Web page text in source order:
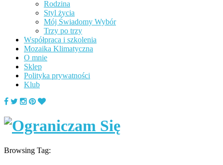
Rodzina
Styl życia
Mój Świadomy Wybór
Trzy po trzy
Współpraca i szkolenia
Mozaika Klimatyczna
O mnie
Sklep
Polityka prywatności
Klub
Browsing Tag: